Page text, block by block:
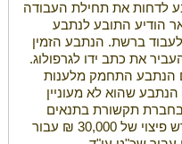
לדחות את תחילת העבודה
הודיע התובע לנתבע
ברשת. הנתבע הזמין
את כתב ידו לגרפולוג.
הנתבע התחמק מלענות
שהוא לא מעוניין
תקשורת בתנאים
פחות טובים. לאור כל האמור התובע דרש פיצוי של 30,000 ₪ עבור